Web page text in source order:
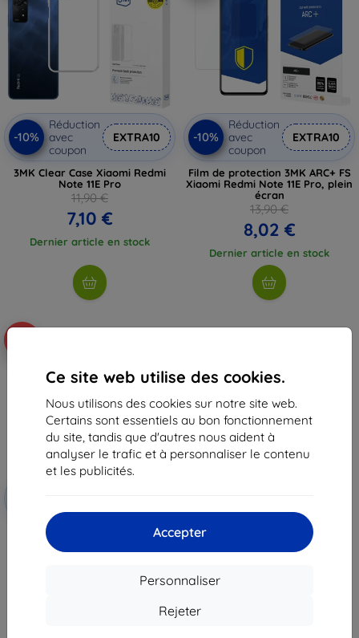
Ce site web utilise des cookies.
Nous utilisons des cookies sur notre site web.
Certains sont essentiels au bon fonctionnement
du site, tandis que d'autres nous aident à
analyser le trafic et à personnaliser le contenu
et les publicités.
Accepter
Personnaliser
Rejeter
-10%
Réduction
avec
coupon
EXTRA10
3MK Clear Case Xiaomi Redmi
Note 11E Pro
11,90 €
7,10 €
Dernier article en stock
-10%
Réduction
avec
coupon
EXTRA10
Film de protection 3MK ARC+ FS
Xiaomi Redmi Note 11E Pro, plein
écran
13,90 €
8,02 €
Dernier article en stock
coupon
3MK FlexibleGlass Xiaomi Redmi
Note 11E Pro verre hybride